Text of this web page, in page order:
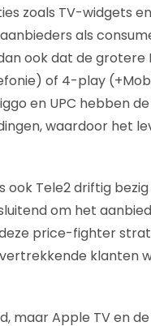
zoals TV-widgets
als
ook dat de grotere
of 4-play
en UPC hebben
waardoor het
ook Tele2 driftig
om het
price-fighter
klanten
maar Apple TV en